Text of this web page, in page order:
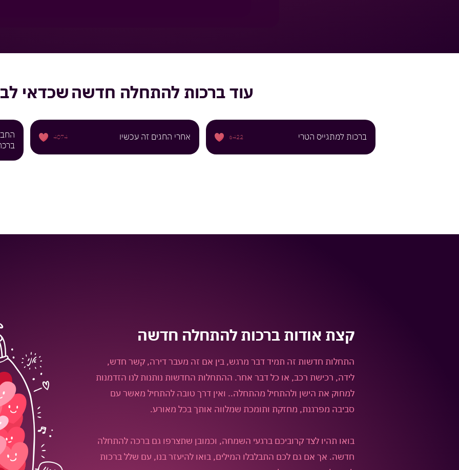
עודברכות להתחלה חדשהשכדאי
ברכות למתגייס הטרי 6422 אחרי החגים זה עכשיו 4074
קצת אודות ברכות להתחלה חדשה
התחלות חדשות זה תמיד דבר מרגש, בין אם זה מעבר דירה, קשר חדש,
לידה, רכישת רכב, או כל דבר אחר. ההתחלות החדשות נותנות לנו הזדמנות
למחוק את הישן ולהתחיל מהתחלה.. ואין דרך טובה להתחיל מאשר עם
סביבה מפרגנת, מחזקת ותומכת שמלווה אותך בכל מאורע.
בואו תהיו לצד קרוביכם ברגעי השמחה, וכמובן שתצרפו גם ברכה להתחלה
חדשה. אך אם גם לכם התבלבלו המילים, בואו להיעזר בנו, עם שלל ברכות